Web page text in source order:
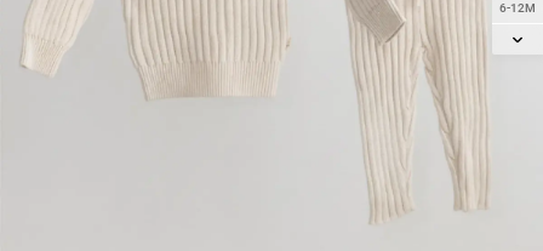
6-12M
12-18M